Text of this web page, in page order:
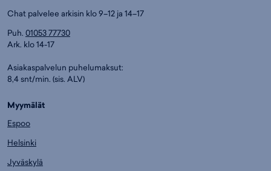
Chat palvelee arkisin klo 9–12 ja 14–17
Puh. 01053 77730
Ark. klo 14-17
Asiakaspalvelun puhelumaksut:
8,4 snt/min. (sis. ALV)
Myymälät
Espoo
Helsinki
Jyväskylä